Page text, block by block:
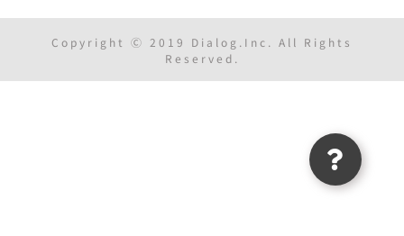
Copyright Ⓒ 2019 Dialog.Inc. All Rights
Reserved.